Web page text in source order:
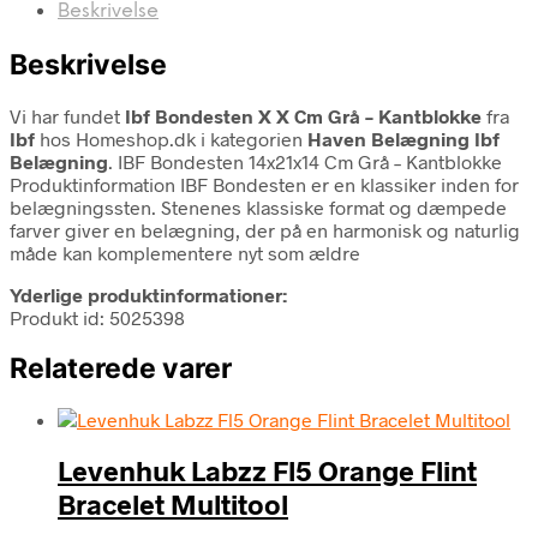
Beskrivelse
Beskrivelse
Vi har fundet Ibf Bondesten X X Cm Grå – Kantblokke fra
Ibf hos Homeshop.dk i kategorien Haven Belægning Ibf
Belægning. IBF Bondesten 14x21x14 Cm Grå – Kantblokke
Produktinformation IBF Bondesten er en klassiker inden for
belægningssten. Stenenes klassiske format og dæmpede
farver giver en belægning, der på en harmonisk og naturlig
måde kan komplementere nyt som ældre
Yderlige produktinformationer:
Produkt id: 5025398
Relaterede varer
Levenhuk Labzz Fl5 Orange Flint
Bracelet Multitool